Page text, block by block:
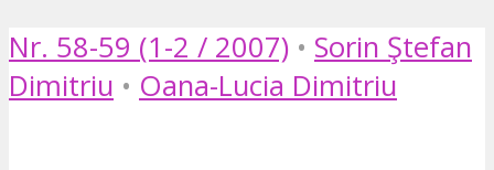
Nr. 58-59 (1-2 / 2007) • Sorin Ştefan
Dimitriu • Oana-Lucia Dimitriu